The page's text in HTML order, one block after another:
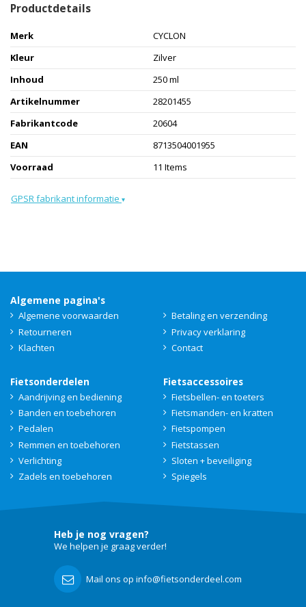
Productdetails
Merk
CYCLON
Kleur
Zilver
Inhoud
250 ml
Artikelnummer
28201455
Fabrikantcode
20604
EAN
8713504001955
Voorraad
11 Items
GPSR fabrikant informatie ▾
Algemene pagina's
Algemene voorwaarden
Betaling en verzending
Retourneren
Privacy verklaring
Klachten
Contact
Fietsonderdelen
Aandrijving en bediening
Banden en toebehoren
Pedalen
Remmen en toebehoren
Verlichting
Zadels en toebehoren
Fietsaccessoires
Fietsbellen- en toeters
Fietsmanden- en kratten
Fietspompen
Fietstassen
Sloten + beveiliging
Spiegels
Heb je nog vragen?
We helpen je graag verder!
Mail ons op info@fietsonderdeel.com